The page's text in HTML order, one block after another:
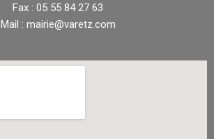
Fax : 05 55 84 27 63
Mail : mairie@varetz.com